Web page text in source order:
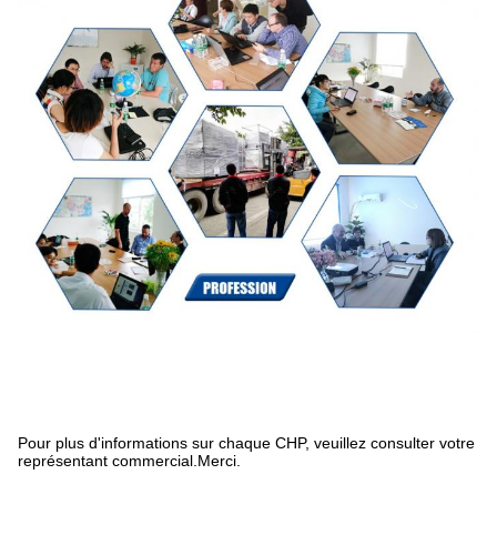
Pour plus d'informations sur chaque CHP, veuillez consulter votre
représentant commercial.Merci.